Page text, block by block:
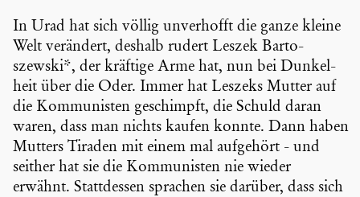
In Urad hat sich völlig unver­hofft die ganze kleine
Welt verändert, deshalb rudert Leszek Barto­
szewski*, der kräftige Arme hat, nun bei Dunkel­
heit über die Oder. Immer hat Leszeks Mutter auf
die Kommu­nisten geschimpft, die Schuld daran
waren, dass man nichts kaufen konnte. Dann haben
Mutters Tiraden mit einem mal aufgehört - und
seither hat sie die Kommu­nisten nie wieder
erwähnt. Statt­dessen sprachen sie darüber, dass sich